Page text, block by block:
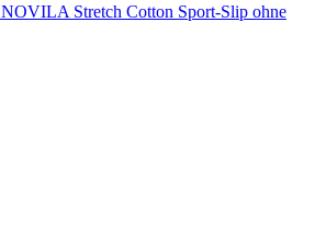
NOVILA Stretch Cotton Sport-Slip ohne